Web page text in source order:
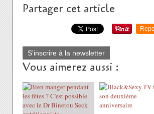
Partager cet article
S'inscrire à la newsletter
Vous aimerez aussi :